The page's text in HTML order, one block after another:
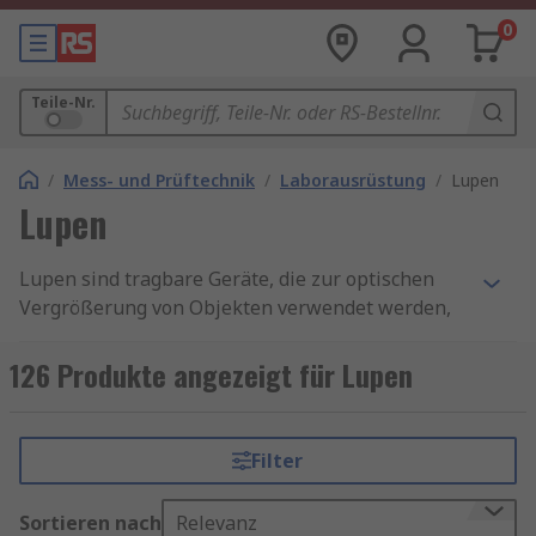
0
Teile-Nr.
/ Mess- und Prüftechnik / Laborausrüstung / Lupen
Lupen
Lupen sind tragbare Geräte, die zur optischen
Vergrößerung von Objekten verwendet werden,
aufgrund ihrer geringen Größe nicht erkennbar
sind. Sie bestehen aus konvexen Linsen, die sich
wenn das Licht durchdringt.
Entdecken Sie weitere Produkte für Ihren Bedarf
126 Produkte angezeigt für Lupen
Filter
Sortieren nach Relevanz